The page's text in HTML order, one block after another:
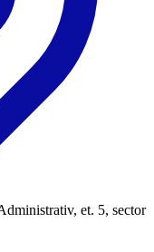
et. 5, sector